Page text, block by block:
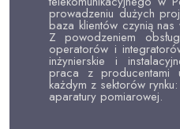
prowadzeniu dużych
baza klientów czynią
Z powodzeniem
operatorów i
inżynierskie i
praca z producentami
każdym z sektorów
aparatury pomiarowej.